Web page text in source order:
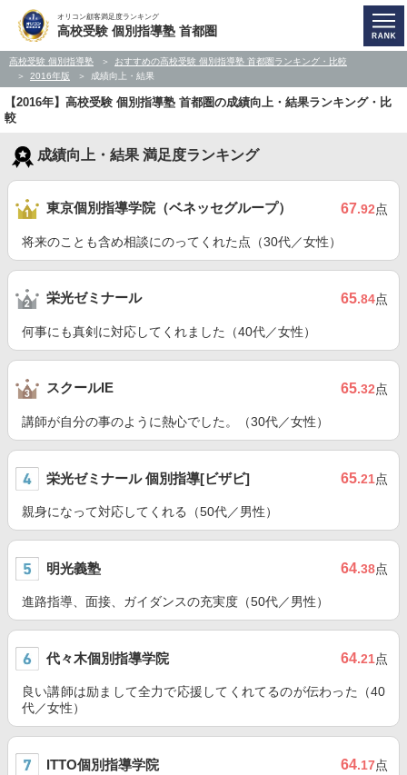
オリコン顧客満足度ランキング
高校受験 個別指導塾 首都圏
高校受験 個別指導塾
おすすめの高校受験 個別指導塾 首都圏ランキング・比較
2016年版
成績向上・結果
【2016年】高校受験 個別指導塾 首都圏の成績向上・結果ランキング・比
較
成績向上・結果 満足度ランキング
東京個別指導学院（ベネッセグループ） 67.92点
将来のことも含め相談にのってくれた点（30代／女性）
栄光ゼミナール 65.84点
何事にも真剣に対応してくれました（40代／女性）
スクールIE 65.32点
講師が自分の事のように熱心でした。（30代／女性）
栄光ゼミナール 個別指導[ビザビ] 65.21点
親身になって対応してくれる（50代／男性）
明光義塾 64.38点
進路指導、面接、ガイダンスの充実度（50代／男性）
代々木個別指導学院 64.21点
良い講師は励まして全力で応援してくれてるのが伝わった（40
代／女性）
ITTO個別指導学院 64.17点